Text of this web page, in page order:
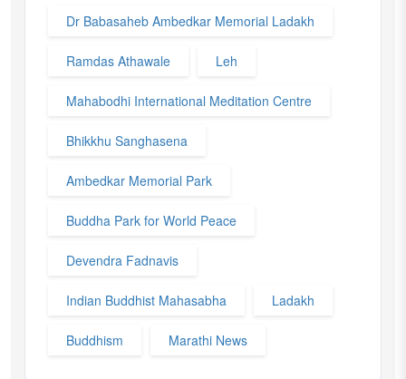
Dr Babasaheb Ambedkar Memorial Ladakh
Ramdas Athawale Leh
Mahabodhi International Meditation Centre
Bhikkhu Sanghasena
Ambedkar Memorial Park
Buddha Park for World Peace
Devendra Fadnavis
Indian Buddhist Mahasabha Ladakh
Buddhism Marathi News